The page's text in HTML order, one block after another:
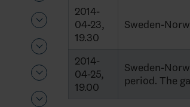
2014-
04-23,
19.30
Sweden-
2014-
04-25,
19.00
Sweden-
period. The